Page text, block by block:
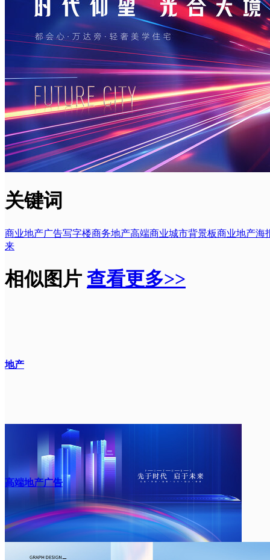
关键词
商业地产广告写字楼商务地产高端商业城市背景板商业地产海
来
相似图片 查看更多>>
地产
高端地产广告